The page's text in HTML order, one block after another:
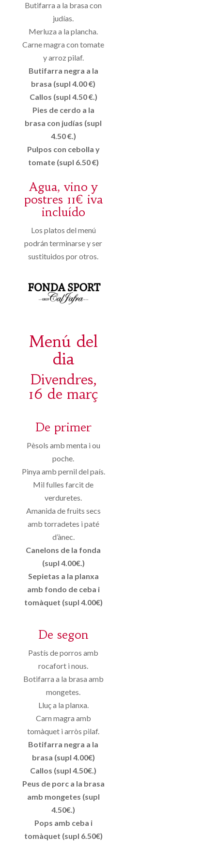
Butifarra a la brasa con
judías.
Merluza a la plancha.
Carne magra con tomate
y arroz pilaf.
Butifarra negra a la
brasa (supl 4.00 €)
Callos (supl 4.50 €.)
Pies de cerdo a la
brasa con judías (supl
4.50 €.)
Pulpos con cebolla y
tomate (supl 6.50 €)
Agua, vino y
postres 11€ iva
incluído
Los platos del menú
podrán terminarse y ser
sustituidos por otros.
Menú del
dia
Divendres,
16 de març
De primer
Pèsols amb menta i ou
poche.
Pinya amb pernil del país.
Mil fulles farcit de
verduretes.
Amanida de fruits secs
amb torradetes i paté
d’ànec.
Canelons de la fonda
(supl 4.00€.)
Sepietas a la planxa
amb fondo de ceba i
tomàquet (supl 4.00€)
De segon
Pastís de porros amb
rocafort i nous.
Botifarra a la brasa amb
mongetes.
Lluç a la planxa.
Carn magra amb
tomàquet i arròs pilaf.
Botifarra negra a la
brasa (supl 4.00€)
Callos (supl 4.50€.)
Peus de porc a la brasa
amb mongetes (supl
4.50€.)
Pops amb ceba i
tomàquet (supl 6.50€)